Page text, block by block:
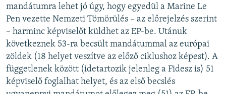
mandátumra lehet jó úgy, hogy egyedül a Marine Le
Pen vezette Nemzeti Tömörülés – az előrejelzés szerint
– harminc képviselőt küldhet az EP-be. Utánuk
következnek 53-ra becsült mandátummal az európai
zöldek (18 helyet veszítve az előző ciklushoz képest). A
függetlenek között (idetartozik jelenleg a Fidesz is) 51
képviselő foglalhat helyet, és az első becslés